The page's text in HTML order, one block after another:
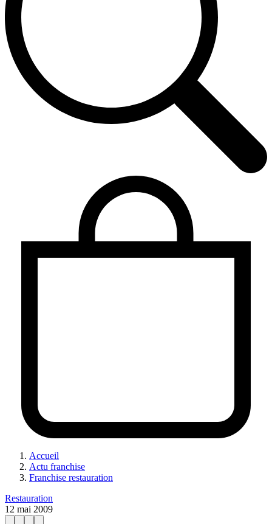
Accueil
Actu franchise
Franchise restauration
Restauration
12 mai 2009